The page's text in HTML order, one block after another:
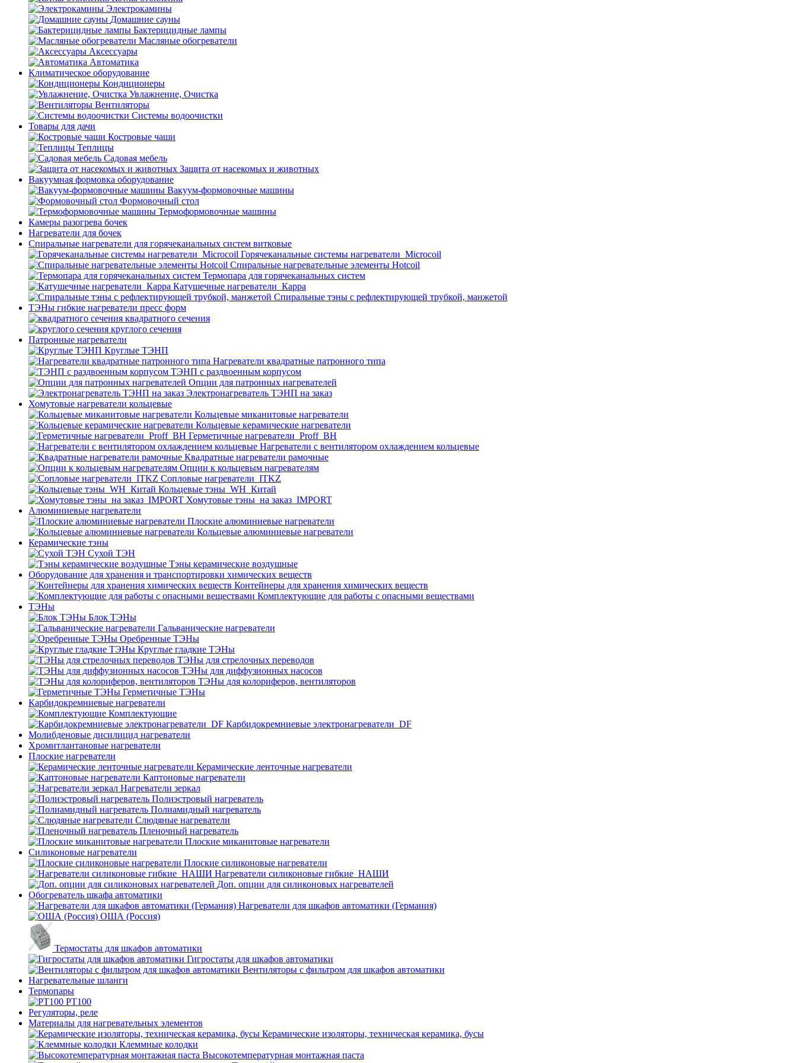
Электрокамины
Домашние сауны
Бактерицидные лампы
Масляные обогреватели
Аксессуары
Автоматика
Климатическое оборудование
Кондиционеры
Увлажнение, Очистка
Вентиляторы
Системы водоочистки
Товары для дачи
Костровые чаши
Теплицы
Садовая мебель
Защита от насекомых и животных
Вакуумная формовка оборудование
Вакуум-формовочные машины
Формовочный стол
Термоформовочные машины
Камеры разогрева бочек
Нагреватели для бочек
Спиральные нагреватели для горячеканальных систем витковые
Горячеканальные системы нагреватели_Microcoil
Спиральные нагревательные элементы Hotcoil
Термопара для горячеканальных систем
Катушечные нагреватели_Карра
Спиральные тэны с рефлектирующей трубкой, манжетой
ТЭНы гибкие нагреватели пресс форм
квадратного сечения
круглого сечения
Патронные нагреватели
Круглые ТЭНП
Нагреватели квадратные патронного типа
ТЭНП с раздвоенным корпусом
Опции для патронных нагревателей
Электронагреватель ТЭНП на заказ
Хомутовые нагреватели кольцевые
Кольцевые миканитовые нагреватели
Кольцевые керамические нагреватели
Герметичные нагреватели_Proff_BH
Нагреватели с вентилятором охлаждением кольцевые
Квадратные нагреватели рамочные
Опции к кольцевым нагревателям
Cопловые нагреватели_ITKZ
Кольцевые тэны_WH_Китай
Хомутовые тэны_на заказ_IMPORT
Алюминиевые нагреватели
Плоские алюминиевые нагреватели
Кольцевые алюминиевые нагреватели
Керамические тэны
Сухой ТЭН
Тэны керамические воздушные
Оборудование для хранения и транспортировки химических веществ
Контейнеры для хранения химических веществ
Комплектующие для работы с опасными веществами
ТЭНы
Блок ТЭНы
Гальванические нагреватели
Оребренные ТЭНы
Круглые гладкие ТЭНы
ТЭНы для стрелочных переводов
ТЭНы для диффузионных насосов
ТЭНы для колориферов, вентиляторов
Герметичные ТЭНы
Карбидокремниевые нагреватели
Комплектующие
Карбидокремниевые электронагреватели_DF
Молибденовые дисилицид нагреватели
Хромитлантановые нагреватели
Плоские нагреватели
Керамические ленточные нагреватели
Каптоновые нагреватели
Нагреватели зеркал
Полиэстровый нагреватель
Полиамидный нагреватель
Слюдяные нагреватели
Пленочный нагреватель
Плоские миканитовые нагреватели
Силиконовые нагреватели
Плоские силиконовые нагреватели
Нагреватели силиконовые гибкие_НАШИ
Доп. опции для силиконовых нагревателей
Обогреватель шкафа автоматики
Нагреватели для шкафов автоматики (Германия)
ОША (Россия)
Термостаты для шкафов автоматики
Гигростаты для шкафов автоматики
Вентиляторы с фильтром для шкафов автоматики
Нагревательные шланги
Термопары
PT100
Регуляторы, реле
Материалы для нагревательных элементов
Керамические изоляторы, техническая керамика, бусы
Клеммные колодки
Высокотемпературная монтажная паста